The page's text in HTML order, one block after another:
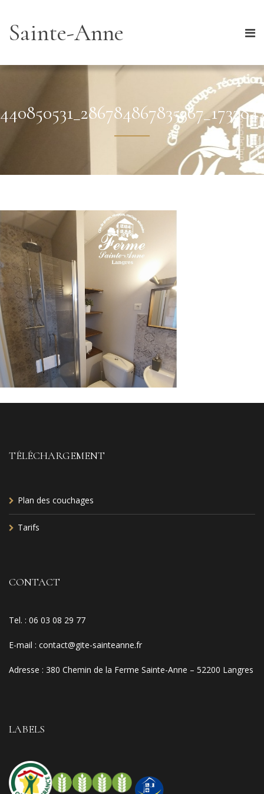
Sainte-Anne
TÉLÉCHARGEMENT
Plan des couchages
Tarifs
CONTACT
Tel. : 06 03 08 29 77
E-mail : contact@gite-sainteanne.fr
Adresse : 380 Chemin de la Ferme Sainte-Anne – 52200 Langres
LABELS